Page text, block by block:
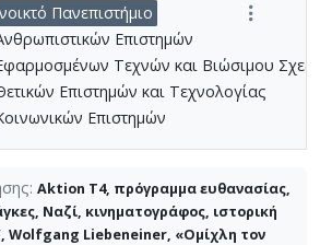
Πανεπιστήμιο
Επιστημών
Τεχνών και Βιώσιμου
Επιστημών και Τεχνολογίας
Επιστημών
Aktion T4, πρόγραμμα ευθανασίας,
Ναζί, κινηματογράφος, ιστορική
Wolfgang Liebeneiner, «Ομίχλη τον